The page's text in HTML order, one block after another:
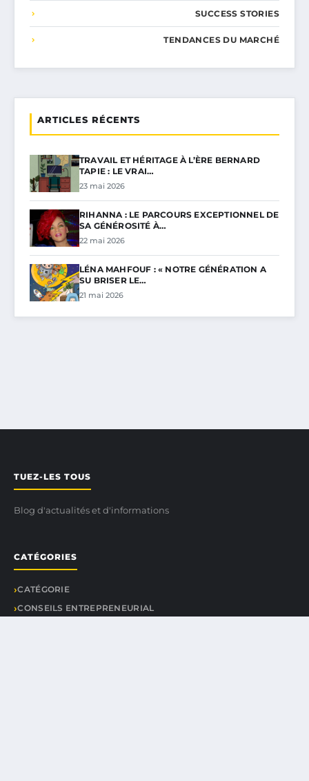
SUCCESS STORIES
TENDANCES DU MARCHÉ
ARTICLES RÉCENTS
TRAVAIL ET HÉRITAGE À L’ÈRE BERNARD
TAPIE : LE VRAI…
23 mai 2026
RIHANNA : LE PARCOURS EXCEPTIONNEL DE
SA GÉNÉROSITÉ À…
22 mai 2026
LÉNA MAHFOUF : « NOTRE GÉNÉRATION A
SU BRISER LE…
21 mai 2026
TUEZ-LES TOUS
Blog d'actualités et d'informations
CATÉGORIES
CATÉGORIE
CONSEILS ENTREPRENEURIAL